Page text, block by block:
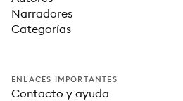
Narradores
Categorías
ENLACES IMPORTANTES
Contacto y ayuda